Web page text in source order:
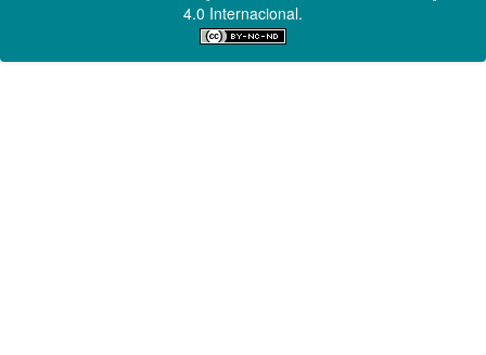
4.0 Internacional.